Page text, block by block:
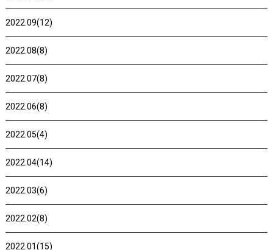
2022.09(12)
2022.08(8)
2022.07(8)
2022.06(8)
2022.05(4)
2022.04(14)
2022.03(6)
2022.02(8)
2022.01(15)